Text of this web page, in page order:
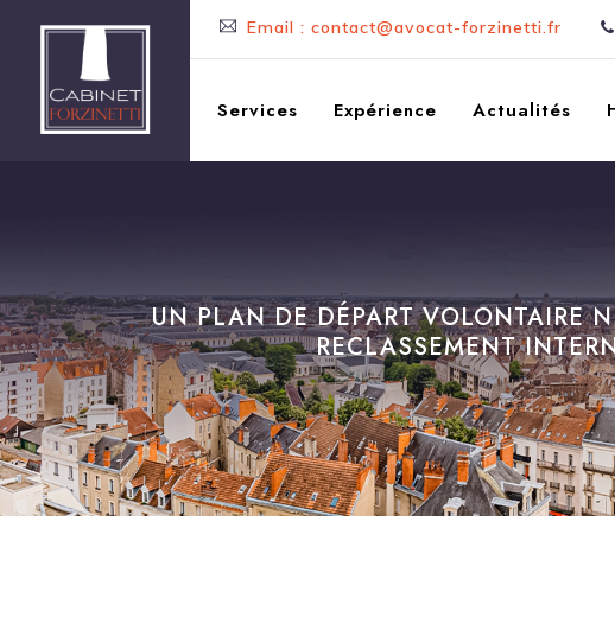
Email : contact@avocat-forzinetti.fr
Services Expérience Actualités
UN PLAN DE DÉPART VOLONTAIRE
RECLASSEMENT